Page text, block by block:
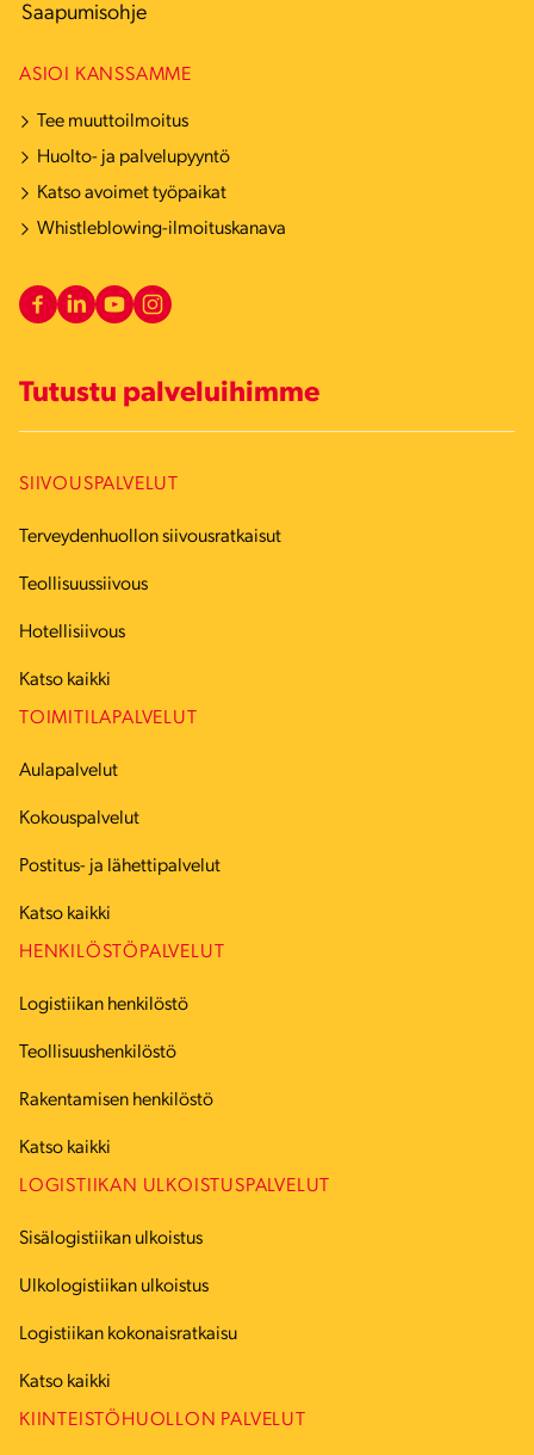
Saapumisohje
ASIOI KANSSAMME
Tee muuttoilmoitus
Huolto- ja palvelupyyntö
Katso avoimet työpaikat
Whistleblowing-ilmoituskanava
Tutustu palveluihimme
SIIVOUSPALVELUT
Terveydenhuollon siivousratkaisut
Teollisuussiivous
Hotellisiivous
Katso kaikki
TOIMITILAPALVELUT
Aulapalvelut
Kokouspalvelut
Postitus- ja lähettipalvelut
Katso kaikki
HENKILÖSTÖPALVELUT
Logistiikan henkilöstö
Teollisuushenkilöstö
Rakentamisen henkilöstö
Katso kaikki
LOGISTIIKAN ULKOISTUSPALVELUT
Sisälogistiikan ulkoistus
Ulkologistiikan ulkoistus
Logistiikan kokonaisratkaisu
Katso kaikki
KIINTEISTÖHUOLLON PALVELUT